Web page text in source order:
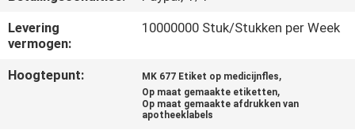
GEVALLEN
SITEMAP
Levering
vermogen:
10000000 Stuk/Stukken per Week
Hoogtepunt: MK 677 Etiket op medicijnfles,
Op maat gemaakte etiketten,
Op maat gemaakte afdrukken van
apotheeklabels